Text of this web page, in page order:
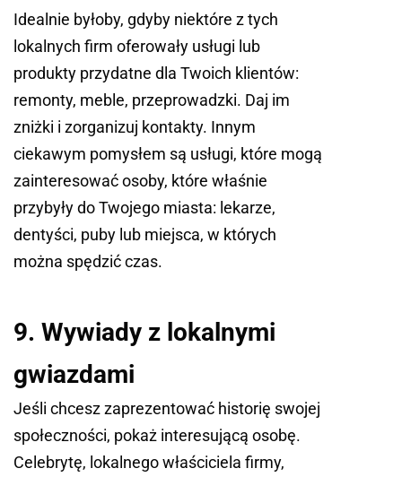
Idealnie byłoby, gdyby niektóre z tych
lokalnych firm oferowały usługi lub
produkty przydatne dla Twoich klientów:
remonty, meble, przeprowadzki. Daj im
zniżki i zorganizuj kontakty. Innym
ciekawym pomysłem są usługi, które mogą
zainteresować osoby, które właśnie
przybyły do Twojego miasta: lekarze,
dentyści, puby lub miejsca, w których
można spędzić czas.
9. Wywiady z lokalnymi
gwiazdami
Jeśli chcesz zaprezentować historię swojej
społeczności, pokaż interesującą osobę.
Celebrytę, lokalnego właściciela firmy,